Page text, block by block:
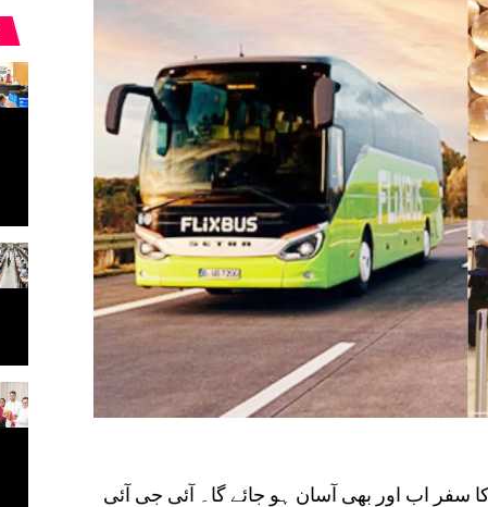
کا سفر اب اور بھی آسان ہو جائے گا۔ آئی جی آئی